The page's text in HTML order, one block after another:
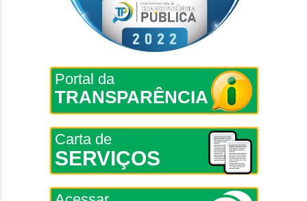
Portal da
TRANSPARÊNCIA
Carta de
SERVIÇOS